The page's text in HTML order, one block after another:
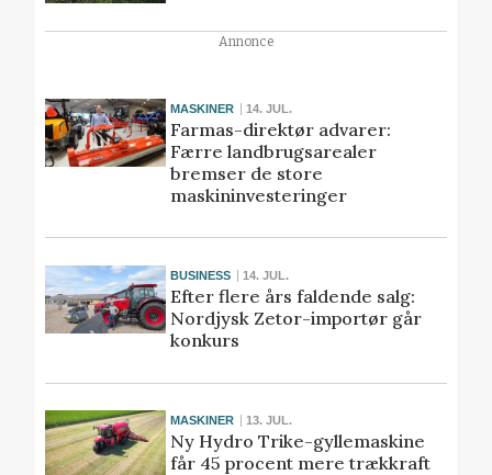
Annonce
MASKINER 14. JUL.
Farmas-direktør advarer:
Færre landbrugsarealer
bremser de store
maskininvesteringer
BUSINESS 14. JUL.
Efter flere års faldende salg:
Nordjysk Zetor-importør går
konkurs
MASKINER 13. JUL.
Ny Hydro Trike-gyllemaskine
får 45 procent mere trækkraft